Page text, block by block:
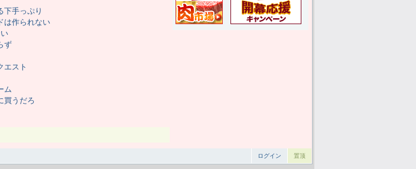
下手っぷり
は作られない
ず
エスト
ム
買うだろ
ログイン 置顶